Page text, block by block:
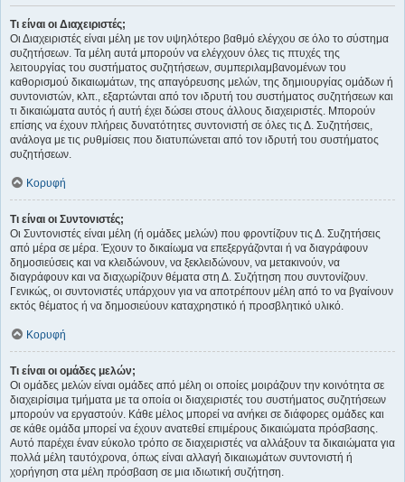
Τι είναι οι Διαχειριστές;
Οι Διαχειριστές είναι μέλη με τον υψηλότερο βαθμό ελέγχου σε όλο το σύστημα
συζητήσεων. Τα μέλη αυτά μπορούν να ελέγχουν όλες τις πτυχές της
λειτουργίας του συστήματος συζητήσεων, συμπεριλαμβανομένων του
καθορισμού δικαιωμάτων, της απαγόρευσης μελών, της δημιουργίας ομάδων ή
συντονιστών, κλπ., εξαρτώνται από τον ιδρυτή του συστήματος συζητήσεων και
τι δικαιώματα αυτός ή αυτή έχει δώσει στους άλλους διαχειριστές. Μπορούν
επίσης να έχουν πλήρεις δυνατότητες συντονιστή σε όλες τις Δ. Συζητήσεις,
ανάλογα με τις ρυθμίσεις που διατυπώνεται από τον ιδρυτή του συστήματος
συζητήσεων.
Κορυφή
Τι είναι οι Συντονιστές;
Οι Συντονιστές είναι μέλη (ή ομάδες μελών) που φροντίζουν τις Δ. Συζητήσεις
από μέρα σε μέρα. Έχουν το δικαίωμα να επεξεργάζονται ή να διαγράφουν
δημοσιεύσεις και να κλειδώνουν, να ξεκλειδώνουν, να μετακινούν, να
διαγράφουν και να διαχωρίζουν θέματα στη Δ. Συζήτηση που συντονίζουν.
Γενικώς, οι συντονιστές υπάρχουν για να αποτρέπουν μέλη από το να βγαίνουν
εκτός θέματος ή να δημοσιεύουν καταχρηστικό ή προσβλητικό υλικό.
Κορυφή
Τι είναι οι ομάδες μελών;
Οι ομάδες μελών είναι ομάδες από μέλη οι οποίες μοιράζουν την κοινότητα σε
διαχειρίσιμα τμήματα με τα οποία οι διαχειριστές του συστήματος συζητήσεων
μπορούν να εργαστούν. Κάθε μέλος μπορεί να ανήκει σε διάφορες ομάδες και
σε κάθε ομάδα μπορεί να έχουν ανατεθεί επιμέρους δικαιώματα πρόσβασης.
Αυτό παρέχει έναν εύκολο τρόπο σε διαχειριστές να αλλάξουν τα δικαιώματα για
πολλά μέλη ταυτόχρονα, όπως είναι αλλαγή δικαιωμάτων συντονιστή ή
χορήγηση στα μέλη πρόσβαση σε μια ιδιωτική συζήτηση.